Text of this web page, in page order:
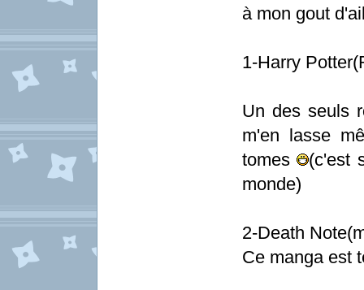
à mon gout
1-Harry
Un des seuls
m'en lasse
tomes
(c'est
monde)
2-Death
Ce manga est